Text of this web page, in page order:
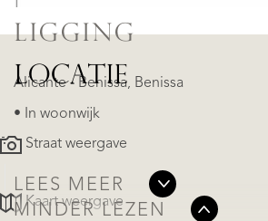
LIGGING
Alicante - Benissa, Benissa
• In woonwijk
LEES MEER
MINDER LEZEN
LOCATIE
Straat weergave
Kaart weergave